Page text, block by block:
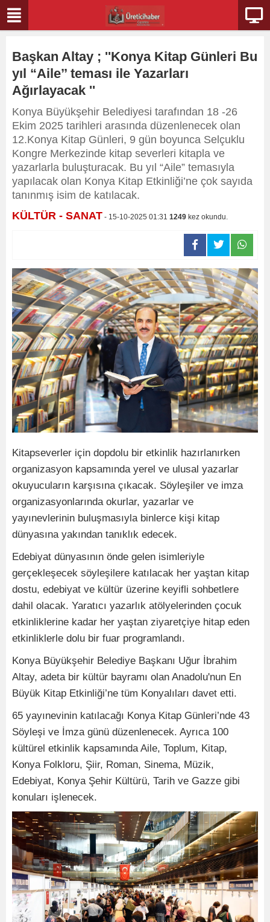
Başkan Altay ; ''Konya Kitap Günleri Bu
yıl “Aile’’ teması ile Yazarları
Ağırlayacak ''
Konya Büyükşehir Belediyesi tarafından 18 -26
Ekim 2025 tarihleri arasında düzenlenecek olan
12.Konya Kitap Günleri, 9 gün boyunca Selçuklu
Kongre Merkezinde kitap severleri kitapla ve
yazarlarla buluşturacak. Bu yıl “Aile” temasıyla
yapılacak olan Konya Kitap Etkinliği’ne çok sayıda
tanınmış isim de katılacak.
KÜLTÜR - SANAT - 15-10-2025 01:31 1249 kez okundu.
Kitapseverler için dopdolu bir etkinlik hazırlanırken
organizasyon kapsamında yerel ve ulusal yazarlar
okuyucuların karşısına çıkacak. Söyleşiler ve imza
organizasyonlarında okurlar, yazarlar ve
yayınevlerinin buluşmasıyla binlerce kişi kitap
dünyasına yakından tanıklık edecek.
Edebiyat dünyasının önde gelen isimleriyle
gerçekleşecek söyleşilere katılacak her yaştan kitap
dostu, edebiyat ve kültür üzerine keyifli sohbetlere
dahil olacak. Yaratıcı yazarlık atölyelerinden çocuk
etkinliklerine kadar her yaştan ziyaretçiye hitap eden
etkinliklerle dolu bir fuar programlandı.
Konya Büyükşehir Belediye Başkanı Uğur İbrahim
Altay, adeta bir kültür bayramı olan Anadolu'nun En
Büyük Kitap Etkinliği’ne tüm Konyalıları davet etti.
65 yayınevinin katılacağı Konya Kitap Günleri’nde 43
Söyleşi ve İmza günü düzenlenecek. Ayrıca 100
kültürel etkinlik kapsamında Aile, Toplum, Kitap,
Konya Folkloru, Şiir, Roman, Sinema, Müzik,
Edebiyat, Konya Şehir Kültürü, Tarih ve Gazze gibi
konuları işlenecek.